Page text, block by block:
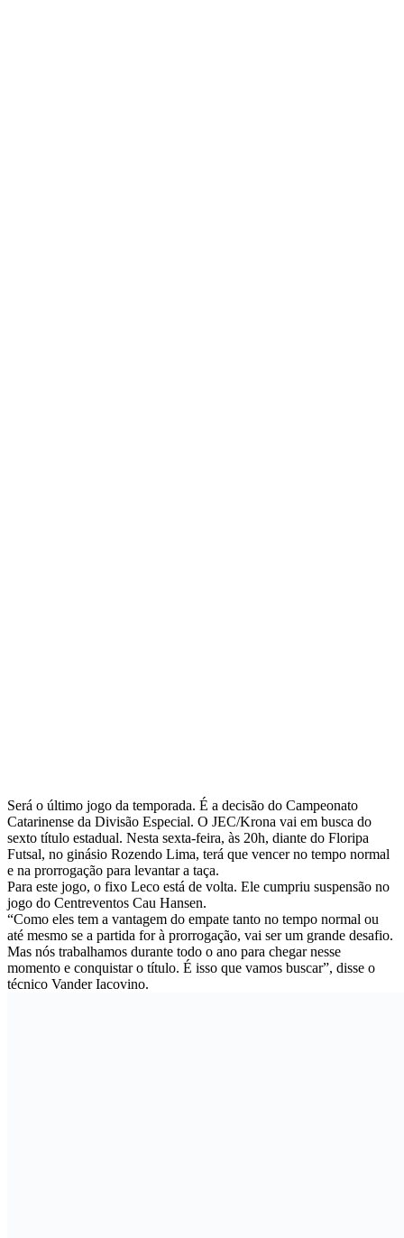
Será o último jogo da temporada. É a decisão do Campeonato
Catarinense da Divisão Especial. O JEC/Krona vai em busca do
sexto título estadual. Nesta sexta-feira, às 20h, diante do Floripa
Futsal, no ginásio Rozendo Lima, terá que vencer no tempo normal
e na prorrogação para levantar a taça.
Para este jogo, o fixo Leco está de volta. Ele cumpriu suspensão no
jogo do Centreventos Cau Hansen.
“Como eles tem a vantagem do empate tanto no tempo normal ou
até mesmo se a partida for à prorrogação, vai ser um grande desafio.
Mas nós trabalhamos durante todo o ano para chegar nesse
momento e conquistar o título. É isso que vamos buscar”, disse o
técnico Vander Iacovino.